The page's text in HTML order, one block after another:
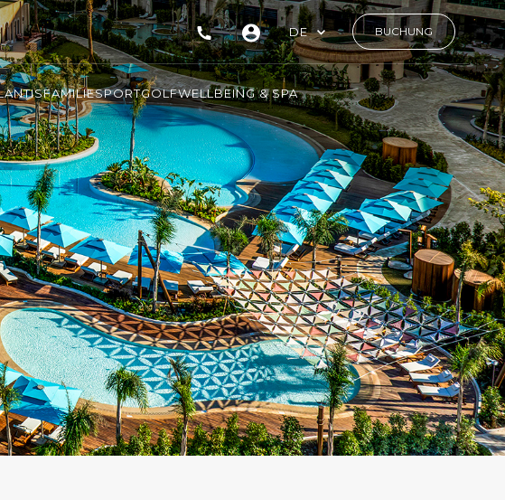
DE BUCHUNG
FAMILIESPORTGOLFWELLBEING & SPA